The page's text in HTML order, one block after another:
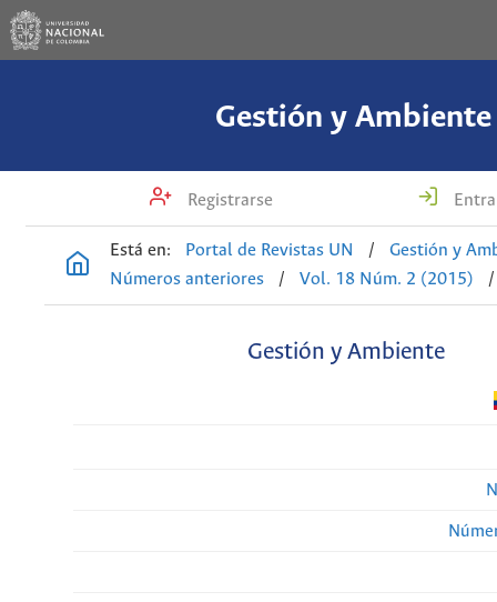
Gestión y Ambiente
Registrarse
Está en: Portal de Revistas UN /
Gestión y
Números anteriores
/ Vol. 18 Núm. 2 (2015) /
Gestión y Ambiente